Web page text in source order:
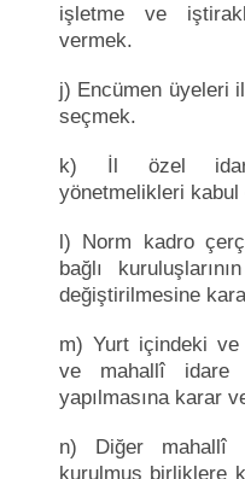
işletme ve
vermek.
j) Encümen üyeleri
seçmek.
k) İl özel
yönetmelikleri kabul
l) Norm kadro
bağlı
değiştirilmesine
m) Yurt içindeki ve
ve mahallî idare
yapılmasına karar
n) Diğer mahallî
kurulmuş birliklere